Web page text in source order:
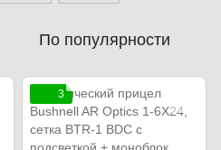
По популярности
3